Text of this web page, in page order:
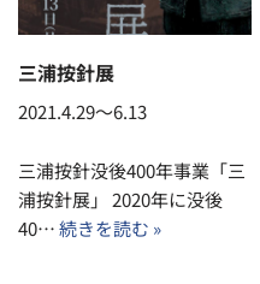
三浦按針展
2021.4.29～6.13
三浦按針没後400年事業「三
浦按針展」 2020年に没後
40…続きを読む »